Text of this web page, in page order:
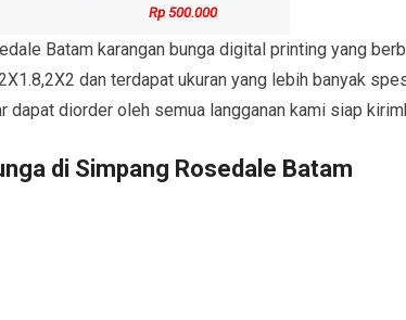
Rp 500.000
Batam karangan bunga digital printing yang
dan terdapat ukuran yang lebih banyak
dapat diorder oleh semua langganan kami siap
di Simpang Rosedale Batam